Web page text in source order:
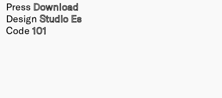
Press Download
Design Studio Es
Code 101